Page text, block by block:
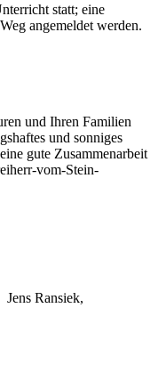
statt; eine
angemeldet werden.
und Ihren Familien
und sonniges
gute Zusammenarbeit
vom-Stein-
Ransiek,